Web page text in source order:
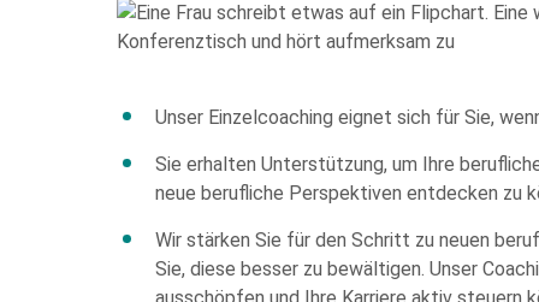
Unser Einzelcoaching eignet sich für Sie,
Sie erhalten Unterstützung, um Ihre
neue berufliche Perspektiven entdecken zu
Wir stärken Sie für den Schritt zu neuen
Sie, diese besser zu bewältigen. Unser
Bitte
Sie
alle
Pflichtfelder
aus.